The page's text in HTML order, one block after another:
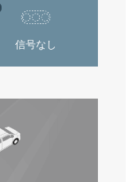
信号なし